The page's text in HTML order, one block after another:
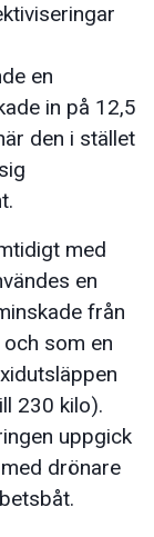
en
in på 12,5
den i stället
med
en
från
som en
230 kilo).
uppgick
drönare